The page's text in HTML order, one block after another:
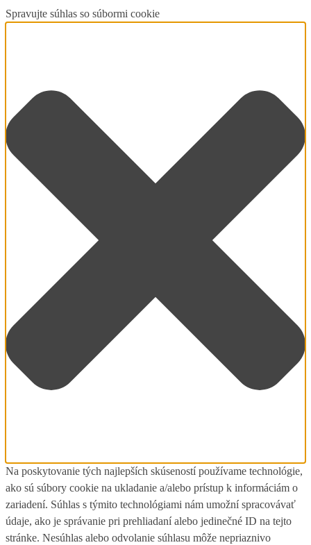
Spravujte súhlas so súbormi cookie
Na poskytovanie tých najlepších skúseností používame technológie,
ako sú súbory cookie na ukladanie a/alebo prístup k informáciám o
zariadení. Súhlas s týmito technológiami nám umožní spracovávať
údaje, ako je správanie pri prehliadaní alebo jedinečné ID na tejto
stránke. Nesúhlas alebo odvolanie súhlasu môže nepriaznivo